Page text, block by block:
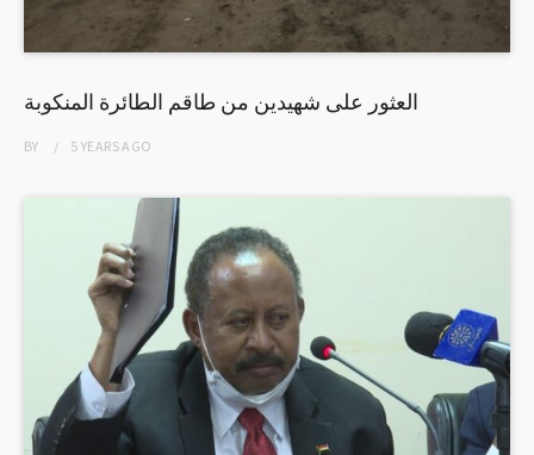
العثور على شهيدين من طاقم الطائرة المنكوبة
BY 5 YEARSAGO